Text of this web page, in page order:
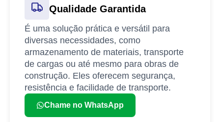
Qualidade Garantida
É uma solução prática e versátil para
diversas necessidades, como
armazenamento de materiais, transporte
de cargas ou até mesmo para obras de
construção. Eles oferecem segurança,
resistência e facilidade de transporte.
Chame no WhatsApp